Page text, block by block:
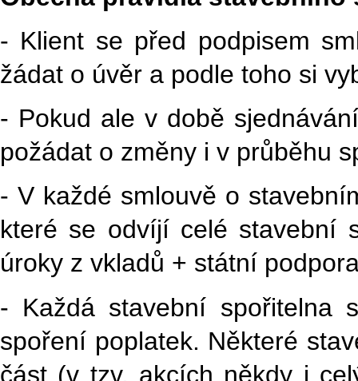
- Klient se před podpisem
žádat o úvěr a podle toho si
- Pokud ale v době
požádat o změny i v průběhu
- V každé smlouvě o
které se odvíjí celé stavební
úroky z vkladů + státní
- Každá stavební spořitelna
spoření poplatek. Některé
část (v tzv. akcích někdy i